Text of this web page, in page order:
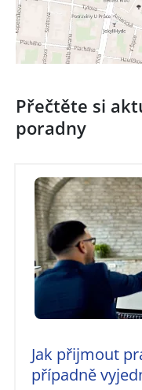
Přečtěte si
poradny
Jak přijmout
případně